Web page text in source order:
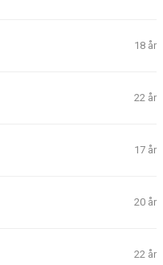
18 år
22 år
17 år
20 år
22 år